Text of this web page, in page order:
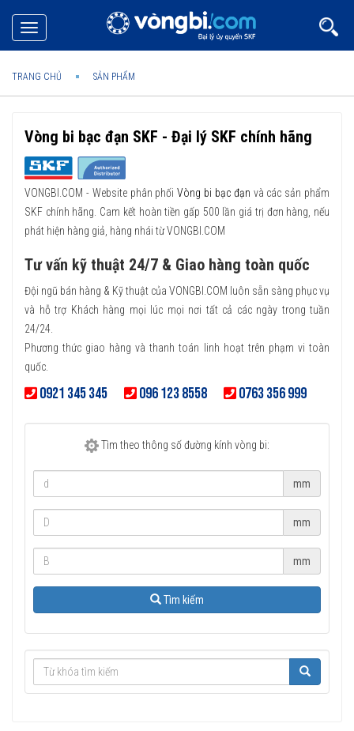
Toggle
navigation
TRANG CHỦ SẢN PHẨM
Vòng bi bạc đạn SKF - Đại lý SKF chính hãng
VONGBI.COM - Website phân phốiVòng bi bạc đạn và các sản phẩm
SKF chính hãng. Cam kết hoàn tiền gấp 500 lần giá trị đơn hàng, nếu
phát hiện hàng giả, hàng nhái từ VONGBI.COM
Tư vấn kỹ thuật 24/7 & Giao hàng toàn quốc
Đội ngũ bán hàng & Kỹ thuật của VONGBI.COM luôn sẵn sàng phục vụ
và hỗ trợ Khách hàng mọi lúc mọi nơi tất cả các ngày trong tuần
24/24.
Phương thức giao hàng và thanh toán linh hoạt trên phạm vi toàn
quốc.
0921 345 345 096 123 8558 0763 356 999
Tìm theo thông số đường kính vòng bi:
mm
mm
mm
Tìm kiếm